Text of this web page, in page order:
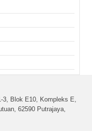
3, Blok E10, Kompleks E,
62590 Putrajaya,